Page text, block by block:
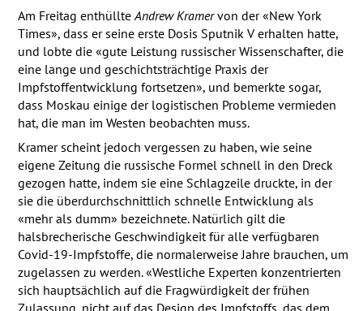
Am Freitag enthüllte Andrew Kramervon der «New York
Times», dass er seine erste Dosis Sputnik V erhalten hatte,
und lobte die «gute Leistung russischer Wissenschafter, die
eine lange und geschichtsträchtige Praxis der
Impfstoffentwicklung fortsetzen», und bemerkte sogar,
dass Moskau einige der logistischen Probleme vermieden
hat, die man im Westen beobachten muss.
Kramer scheint jedoch vergessen zu haben, wie seine
eigene Zeitung die russische Formel schnell in den Dreck
gezogen hatte, indem sie eine Schlagzeile druckte, in der
sie die überdurchschnittlich schnelle Entwicklung als
«mehr als dumm» bezeichnete. Natürlich gilt die
halsbrecherische Geschwindigkeit für alle verfügbaren
Covid-19-Impfstoffe, die normalerweise Jahre brauchen, um
zugelassen zu werden. «Westliche Experten konzentrierten
sich hauptsächlich auf die Fragwürdigkeit der frühen
Zulassung, nicht auf das Design des Impfstoffs, das dem